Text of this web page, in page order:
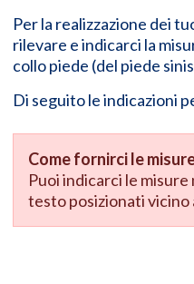
Per la realizzazione dei
rilevare e indicarci la
collo piede (del piede
Di seguito le indicazioni
Come fornirci le
Puoi indicarci le
testo posizionati vicino